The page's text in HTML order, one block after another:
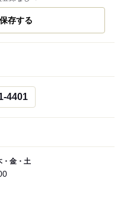
存する
4401
・金・土